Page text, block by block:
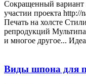
Сокращенный вариант
участии проекта http://
Печать на холсте
репродукций
и многое другое...
Виды шпона для